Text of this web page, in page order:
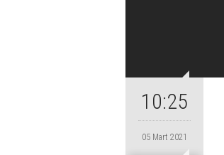
10:25
05 Mart 2021